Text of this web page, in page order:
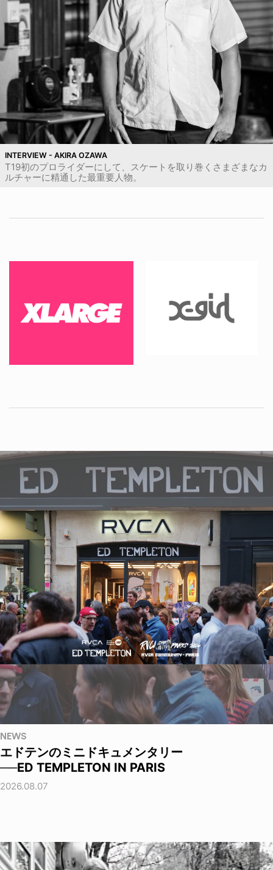
INTERVIEW - AKIRA OZAWA
T19初のプロライダーにして、スケートを取り巻くさまざまなカ
ルチャーに精通した最重要人物。
NEWS
エドテンのミニドキュメンタリー
──ED TEMPLETON IN PARIS
2026.08.07